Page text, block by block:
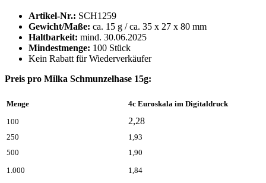
Artikel-Nr.: SCH1259
Gewicht/Maße: ca. 15 g / ca. 35 x 27 x 80 mm
Haltbarkeit: mind. 30.06.2025
Mindestmenge: 100 Stück
Kein Rabatt für Wiederverkäufer
Preis pro Milka Schmunzelhase 15g:
Menge
4c Euroskala im Digitaldruck
100
2,28
250
1,93
500
1,90
1.000
1,84